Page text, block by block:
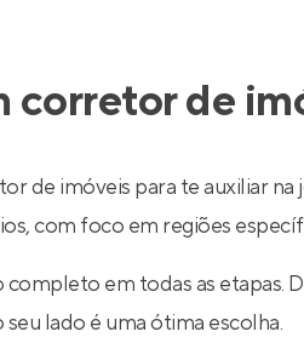
corretor de
de imóveis para te auxiliar
com foco em regiões
completo em todas as
lado é uma ótima escolha.